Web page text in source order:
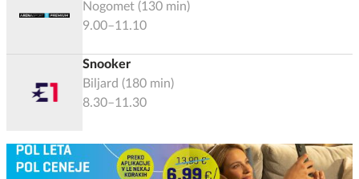
2026/2027
Nogomet (130 min)
9.00–11.10
Snooker
Biljard (180 min)
8.30–11.30